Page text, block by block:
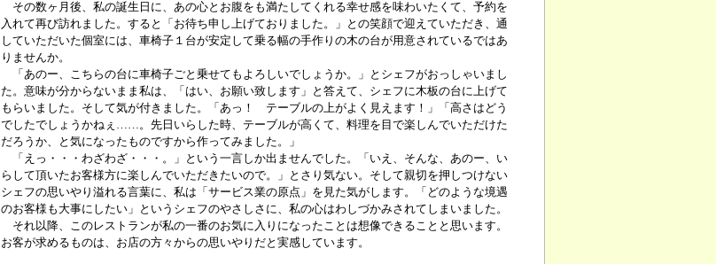
その数ヶ月後、私の誕生日に、あの心とお腹をも満たしてくれる幸せ感を味わいたくて、予約を
入れて再び訪れました。すると「お待ち申し上げておりました。」との笑顔で迎えていただき、通
していただいた個室には、車椅子１台が安定して乗る幅の手作りの木の台が用意されているではあ
りませんか。
「あのー、こちらの台に車椅子ごと乗せてもよろしいでしょうか。」とシェフがおっしゃいまし
た。意味が分からないまま私は、「はい、お願い致します」と答えて、シェフに木板の台に上げて
もらいました。そして気が付きました。「あっ！ テーブルの上がよく見えます！」「高さはどう
でしたでしょうかねぇ……。先日いらした時、テーブルが高くて、料理を目で楽しんでいただけた
だろうか、と気になったものですから作ってみました。」
「えっ・・・わざわざ・・・。」という一言しか出ませんでした。「いえ、そんな、あのー、い
らして頂いたお客様方に楽しんでいただきたいので。」とさり気ない。そして親切を押しつけない
シェフの思いやり溢れる言葉に、私は「サービス業の原点」を見た気がします。「どのような境遇
のお客様も大事にしたい」というシェフのやさしさに、私の心はわしづかみされてしまいました。
それ以降、このレストランが私の一番のお気に入りになったことは想像できることと思います。
お客が求めるものは、お店の方々からの思いやりだと実感しています。